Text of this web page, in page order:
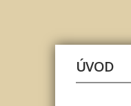
ÚVOD